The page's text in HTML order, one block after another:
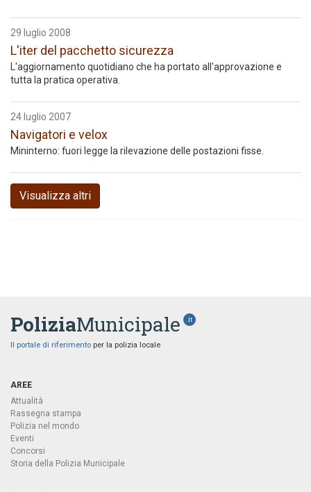
29 luglio 2008
L'iter del pacchetto sicurezza
L'aggiornamento quotidiano che ha portato all'approvazione e
tutta la pratica operativa.
24 luglio 2007
Navigatori e velox
Mininterno: fuori legge la rilevazione delle postazioni fisse.
Visualizza altri
PoliziaMunicipale .it
Il portale di riferimento per la polizia locale
AREE
Attualità
Rassegna stampa
Polizia nel mondo
Eventi
Concorsi
Storia della Polizia Municipale